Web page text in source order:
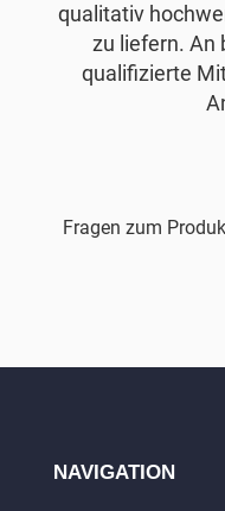
qualitativ
zu liefern. An
qualifizierte
Fragen zum
NAVIGATION